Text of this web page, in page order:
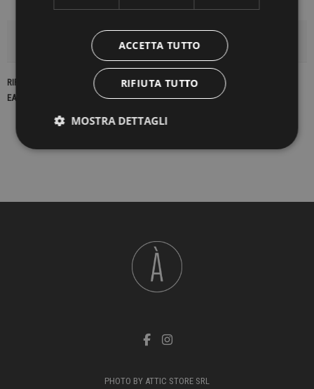
DETTAGLI DEL PRODOTTO
RIFERIMENTO
EAN13
PHOTO BY ATTIC STORE SRL
ACCETTA TUTTO
RIFIUTA TUTTO
MOSTRA DETTAGLI